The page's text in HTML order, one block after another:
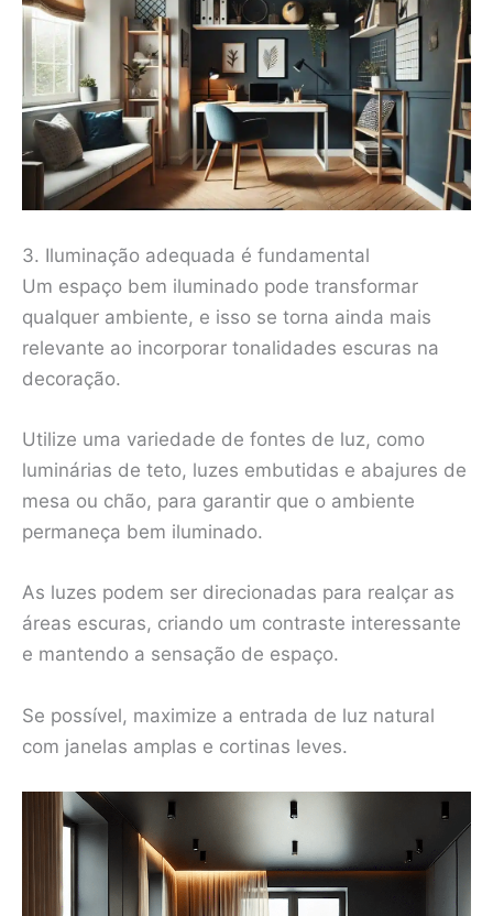
3. Iluminação adequada é fundamental
Um espaço bem iluminado pode transformar
qualquer ambiente, e isso se torna ainda mais
relevante ao incorporar tonalidades escuras na
decoração.
Utilize uma variedade de fontes de luz, como
luminárias de teto, luzes embutidas e abajures de
mesa ou chão, para garantir que o ambiente
permaneça bem iluminado.
As luzes podem ser direcionadas para realçar as
áreas escuras, criando um contraste interessante
e mantendo a sensação de espaço.
Se possível, maximize a entrada de luz natural
com janelas amplas e cortinas leves.